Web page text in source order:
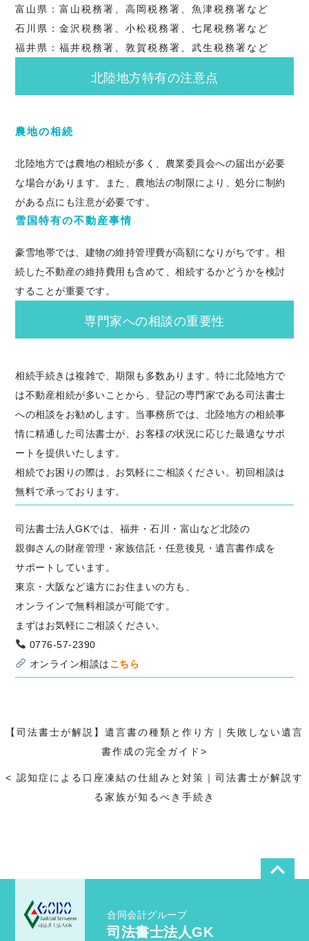
富山県：富山税務署、高岡税務署、魚津税務署など
石川県：金沢税務署、小松税務署、七尾税務署など
福井県：福井税務署、敦賀税務署、武生税務署など
北陸地方特有の注意点
農地の相続
北陸地方では農地の相続が多く、農業委員会への届出が必要
な場合があります。また、農地法の制限により、処分に制約
がある点にも注意が必要です。
雪国特有の不動産事情
豪雪地帯では、建物の維持管理費が高額になりがちです。相
続した不動産の維持費用も含めて、相続するかどうかを検討
することが重要です。
専門家への相談の重要性
相続手続きは複雑で、期限も多数あります。特に北陸地方で
は不動産相続が多いことから、登記の専門家である司法書士
への相談をお勧めします。当事務所では、北陸地方の相続事
情に精通した司法書士が、お客様の状況に応じた最適なサポ
ートを提供いたします。
相続でお困りの際は、お気軽にご相談ください。初回相談は
無料で承っております。
司法書士法人GKでは、福井・石川・富山など北陸の
親御さんの財産管理・家族信託・任意後見・遺言書作成を
サポートしています。
東京・大阪など遠方にお住まいの方も、
オンラインで無料相談が可能です。
まずはお気軽にご相談ください。
0776-57-2390
オンライン相談はこちら
【司法書士が解説】遺言書の種類と作り方｜失敗しない遺言
書作成の完全ガイド >
< <
認知症による口座凍結の仕組みと対策｜司法書士が解説す
る家族が知るべき手続き
合同会計グループ
司法書士法人GK